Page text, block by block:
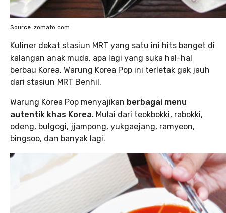
Source: zomato.com
Kuliner dekat stasiun MRT yang satu ini hits banget di
kalangan anak muda, apa lagi yang suka hal-hal
berbau Korea. Warung Korea Pop ini terletak gak jauh
dari stasiun MRT Benhil.
Warung Korea Pop menyajikan berbagai menu
autentik khas Korea. Mulai dari teokbokki, rabokki,
odeng, bulgogi, jjampong, yukgaejang, ramyeon,
bingsoo, dan banyak lagi.